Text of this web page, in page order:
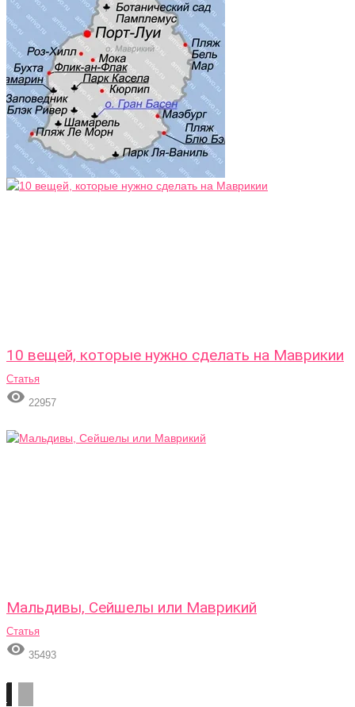
10 вещей, которые нужно сделать на Маврикии
Статья
 22957
Мальдивы, Сейшелы или Маврикий
Статья
 35493